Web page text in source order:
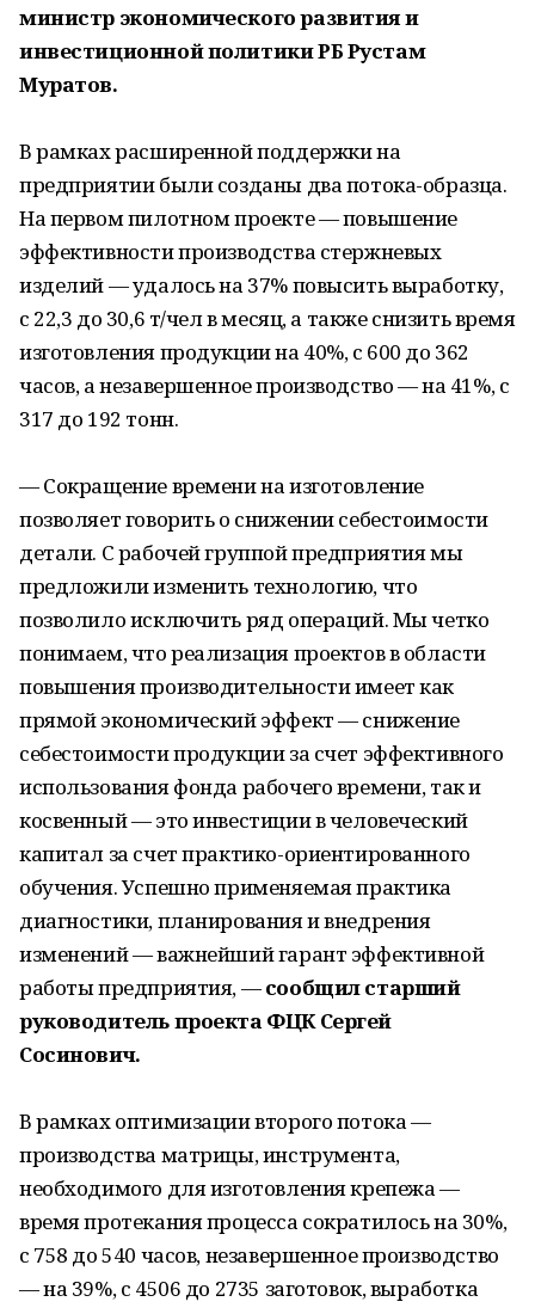
министр экономического развития и
инвестиционной политики РБ Рустам
Муратов.
В рамках расширенной поддержки на
предприятии были созданы два потока-образца.
На первом пилотном проекте — повышение
эффективности производства стержневых
изделий — удалось на 37% повысить выработку,
с 22,3 до 30,6 т/чел в месяц, а также снизить время
изготовления продукции на 40%, с 600 до 362
часов, а незавершенное производство — на 41%, с
317 до 192 тонн.
— Сокращение времени на изготовление
позволяет говорить о снижении себестоимости
детали. С рабочей группой предприятия мы
предложили изменить технологию, что
позволило исключить ряд операций. Мы четко
понимаем, что реализация проектов в области
повышения производительности имеет как
прямой экономический эффект — снижение
себестоимости продукции за счет эффективного
использования фонда рабочего времени, так и
косвенный — это инвестиции в человеческий
капитал за счет практико-ориентированного
обучения. Успешно применяемая практика
диагностики, планирования и внедрения
изменений — важнейший гарант эффективной
работы предприятия, —сообщил старший
руководитель проекта ФЦК Сергей
Сосинович.
В рамках оптимизации второго потока —
производства матрицы, инструмента,
необходимого для изготовления крепежа —
время протекания процесса сократилось на 30%,
с 758 до 540 часов, незавершенное производство
— на 39%, с 4506 до 2735 заготовок, выработка